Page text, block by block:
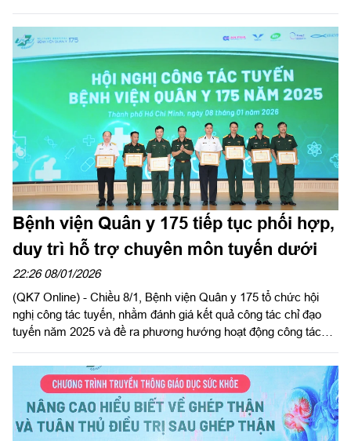
có tiền sử cắt túi mật cách đây 5 năm.
Bệnh viện Quân y 175 tiếp tục phối hợp,
duy trì hỗ trợ chuyên môn tuyến dưới
22:26 08/01/2026
(QK7 Online) - Chiều 8/1, Bệnh viện Quân y 175 tổ chức hội
nghị công tác tuyến, nhằm đánh giá kết quả công tác chỉ đạo
tuyến năm 2025 và đề ra phương hướng hoạt động công tác
Giang, Cục trưởng cục Quân y dự, chỉ đạo hội nghị. Thiếu
tướng, Tiến sĩ, Thầy thuốc nhân dân Trần Quốc Việt, Giám đốc
Bệnh viện Quân y 175 chủ trì hội nghị.